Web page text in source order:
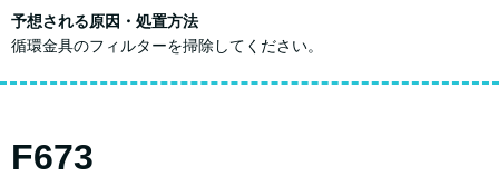
予想される原因・処置方法
循環金具のフィルターを掃除してください。
F673